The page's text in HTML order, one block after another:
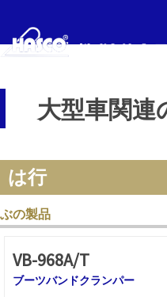
大型車関連
は行
ぶの製品
VB-968A/T
ブーツバンドクランパー